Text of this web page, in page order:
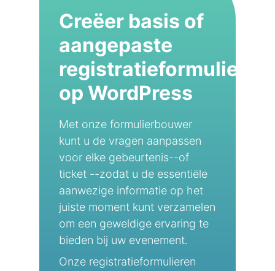
Creëer basis of
aangepaste
registratieformulieren
op WordPress
Met onze formulierbouwer
kunt u de vragen aanpassen
voor elke gebeurtenis--of
ticket --zodat u de essentiële
aanwezige informatie op het
juiste moment kunt verzamelen
om een geweldige ervaring te
bieden bij uw evenement.
Onze registratieformulieren